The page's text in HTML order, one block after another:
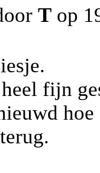
T op
fijn